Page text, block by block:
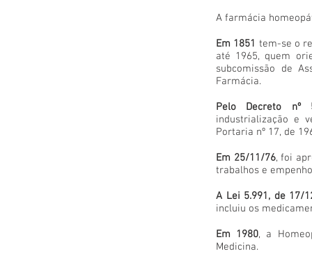
A farmácia
Em 1851 tem-se o
até 1965, quem
subcomissão de
Farmácia.
Pelo Decreto nº
industrialização e
Portaria nº 17, de
Em 25/11/76, foi
trabalhos e
A Lei 5.991, de 17/
incluiu os
Em 1980, a
Medicina.